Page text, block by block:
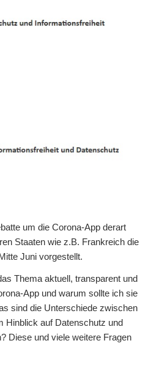
um die Corona-App derart
Staaten wie z.B. Frankreich die
Juni vorgestellt.
Thema aktuell, transparent und
App und warum sollte ich sie
sind die Unterschiede zwischen
Hinblick auf Datenschutz und
Diese und viele weitere Fragen